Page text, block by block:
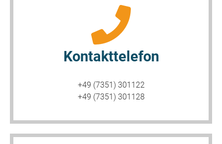
Kontakttelefon
+49 (7351) 301122
+49 (7351) 301128